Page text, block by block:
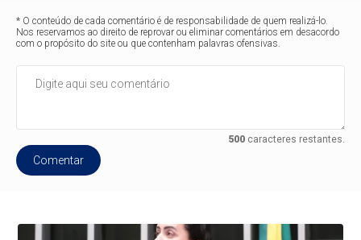
* O conteúdo de cada comentário é de responsabilidade de quem realizá-lo.
Nos reservamos ao direito de reprovar ou eliminar comentários em desacordo
com o propósito do site ou que contenham palavras ofensivas.
500caracteres restantes.
Comentar